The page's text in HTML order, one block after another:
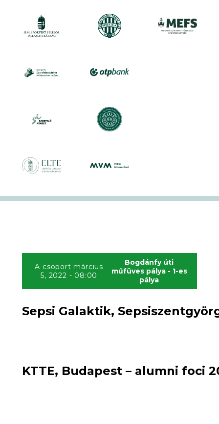
A csoport március
5, 2022 - 08:00
Bogdánfy úti
műfüves pálya - 1-es
pálya
Sepsi Galaktik,
KTTE, Budapest – alumni foci